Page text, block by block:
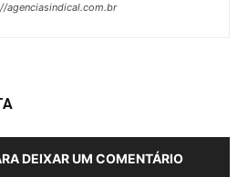
agenciasindical.com.br
DEIXAR UM COMENTÁRIO